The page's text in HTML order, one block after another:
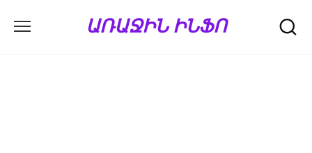
ԱՌԱՋԻՆ ԻՆՖՈ